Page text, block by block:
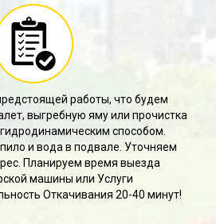
работы, что будем
выгребную яму или прочистка
способом.
и вода в подвале. Уточняем
Планируем время выезда
машины или Услуги
Откачивания 20-40 минут!